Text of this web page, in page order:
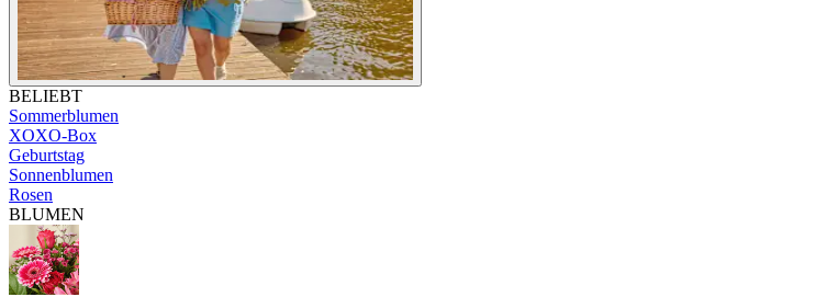
BELIEBT
Sommerblumen
XOXO-Box
Geburtstag
Sonnenblumen
Rosen
BLUMEN